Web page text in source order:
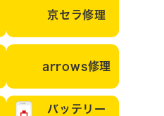
京セラ修理
arrows修理
バッテリー